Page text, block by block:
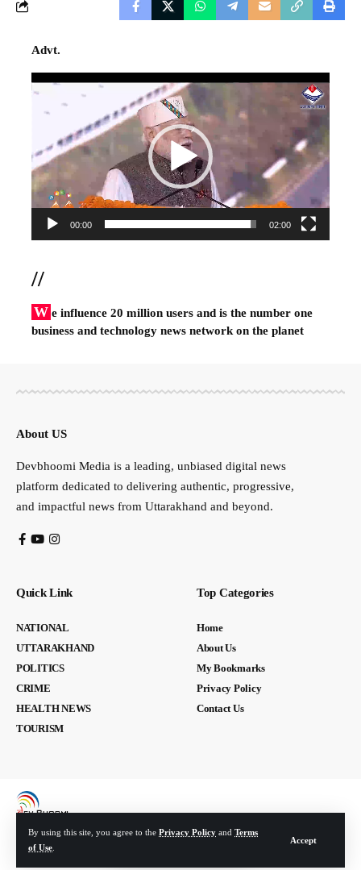
By using this site, you agree to the Privacy Policy and Terms
of Use
Accept
Advt.
Video
00:00 02:00
//
W e influence 20 million users and is the number one
business and technology news network on the planet
About US
Devbhoomi Media is a leading, unbiased digital news
platform dedicated to delivering authentic, progressive,
and impactful news from Uttarakhand and beyond.
Quick Link
NATIONAL
UTTARAKHAND
POLITICS
CRIME
HEALTH NEWS
TOURISM
Top Categories
Home
About Us
My Bookmarks
Privacy Policy
Contact Us
© Devbhoomi Media. All Rights Reserved. | Developed By: